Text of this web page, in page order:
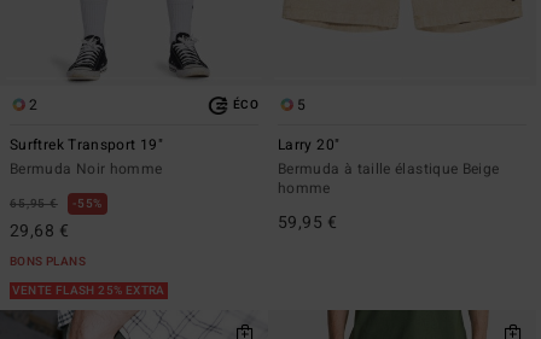
2 ÉCO
Surftrek Transport 19"
Bermuda Noir homme
65,95 € 55%
29,68 €
BONS PLANS
VENTE FLASH 25% EXTRA
5
Larry 20"
Bermuda à taille élastique Beige
homme
59,95 €